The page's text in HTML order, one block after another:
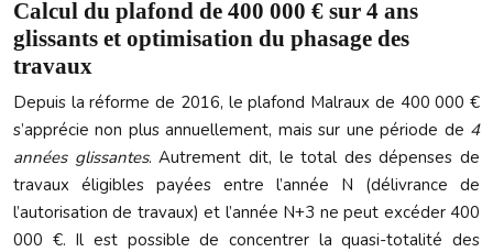
Calcul du plafond de 400 000 € sur 4 ans
glissants et optimisation du phasage des
travaux
Depuis la réforme de 2016, le plafond Malraux de 400 000 €
s’apprécie non plus annuellement, mais sur une période de 4
années glissantes. Autrement dit, le total des dépenses de
travaux éligibles payées entre l’année N (délivrance de
l’autorisation de travaux) et l’année N+3 ne peut excéder 400
000 €. Il est possible de concentrer la quasi-totalité des